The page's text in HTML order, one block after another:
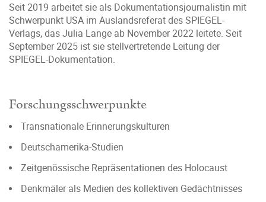
Seit 2019 arbeitet sie als Dokumentationsjournalistin mit
Schwerpunkt USA im Auslandsreferat des SPIEGEL-
Verlags, das Julia Lange ab November 2022 leitete. Seit
September 2025 ist sie stellvertretende Leitung der
SPIEGEL-Dokumentation.
Forschungsschwerpunkte
Transnationale Erinnerungskulturen
Deutschamerika-Studien
Zeitgenössische Repräsentationen des Holocaust
Denkmäler als Medien des kollektiven Gedächtnisses